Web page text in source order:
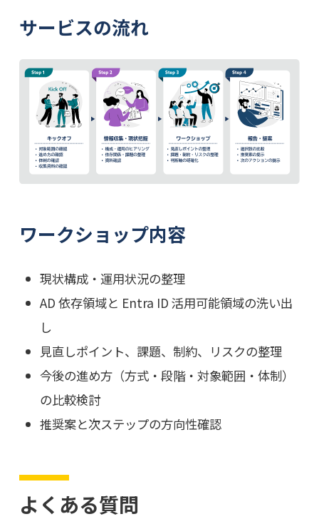
サービスの流れ
ワークショップ内容
現状構成・運用状況の整理
AD 依存領域と Entra ID 活用可能領域の洗い出
し
見直しポイント、課題、制約、リスクの整理
今後の進め方（方式・段階・対象範囲・体制）
の比較検討
推奨案と次ステップの方向性確認
よくある質問